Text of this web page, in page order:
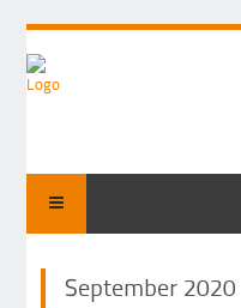
September 2020